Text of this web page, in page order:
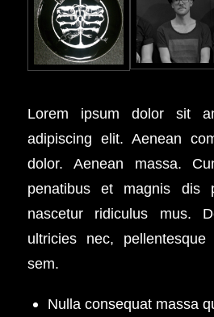
Lorem ipsum dolor sit
adipiscing elit. Aenean
dolor. Aenean massa.
penatibus et magnis dis
nascetur ridiculus mus.
ultricies nec,
sem.
Nulla consequat massa